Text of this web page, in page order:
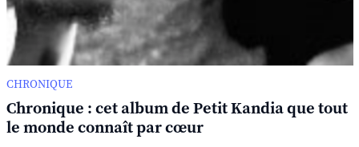
CHRONIQUE
Chronique : cet album de Petit Kandia que tout
le monde connaît par cœur